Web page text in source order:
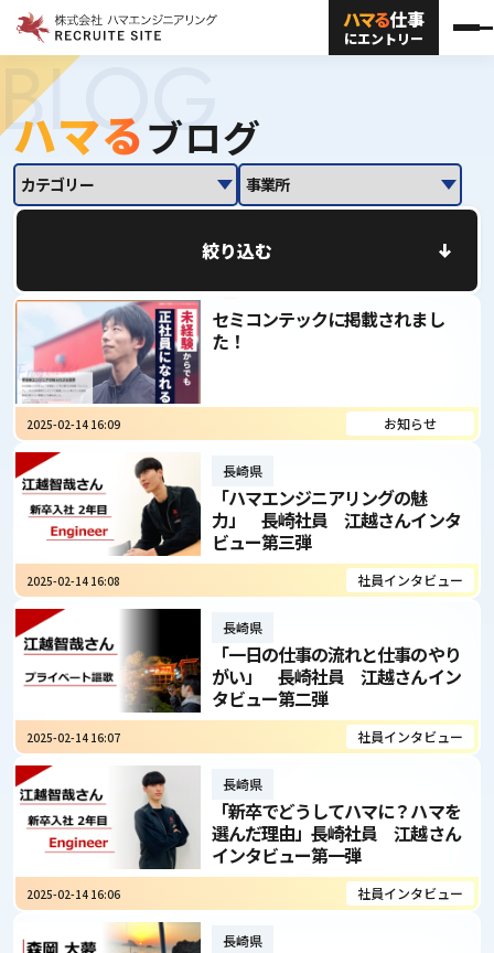
メインコンテンツにスキップ ハマる仕事
にエントリー メ
BLOG
ハマるブログ
絞り込む
2025-02-14 16:09 お知らせ
セミコンテックに掲載されまし
た！
2025-02-14 16:08 社員インタビュー
「ハマエンジニアリングの魅
力」 長崎社員 江越さんインタ
ビュー第三弾
長崎県
2025-02-14 16:07 社員インタビュー
「一日の仕事の流れと仕事のやり
がい」 長崎社員 江越さんイン
タビュー第二弾
長崎県
2025-02-14 16:06 社員インタビュー
「新卒でどうしてハマに？ハマを
選んだ理由」長崎社員 江越さん
インタビュー第一弾
長崎県
長崎県